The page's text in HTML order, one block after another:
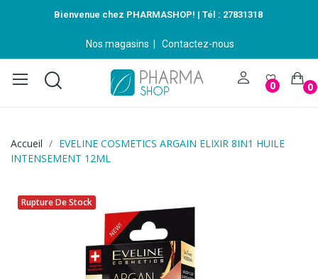
Bienvenue chez PHARMASHOP! | Tél : 27831318
Nos magasins Contactez-nous
0 0
Accueil
EVELINE COSMETICS ARGAIN ELIXIR 8IN1 HUILE
INTENSEMENT 12ML
Rupture De Stock